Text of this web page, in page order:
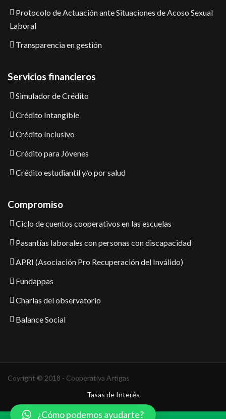
Protocolo de Actuación ante Situaciones de Acoso Sexual
Laboral
Transparencia en gestión
Servicios financieros
Simulador de Crédito
Crédito Intangible
Crédito Inclusivo
Crédito para Jóvenes
Crédito estudiantil y/o por salud
Compromiso
Ciclo de cuentos cooperativos en las escuelas
Pasantías laborales con personas con discapacidad
APRI (Asociación Pro Recuperación del Inválido)
Fundappas
Charlas del observatorio
Balance Social
Coyright © 2018 - Cooperativa Artigas
Tasas de Interés
¿Cómo podemos ayudarte?